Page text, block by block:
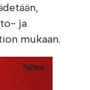
ja
mukaan.